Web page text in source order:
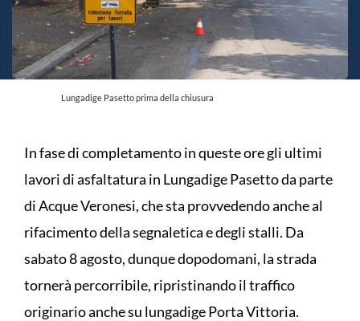
Lungadige Pasetto prima della chiusura
In fase di completamento in queste ore gli ultimi
lavori di asfaltatura in Lungadige Pasetto da parte
di Acque Veronesi, che sta provvedendo anche al
rifacimento della segnaletica e degli stalli. Da
sabato 8 agosto, dunque dopodomani, la strada
tornerà percorribile, ripristinando il traffico
originario anche su lungadige Porta Vittoria.